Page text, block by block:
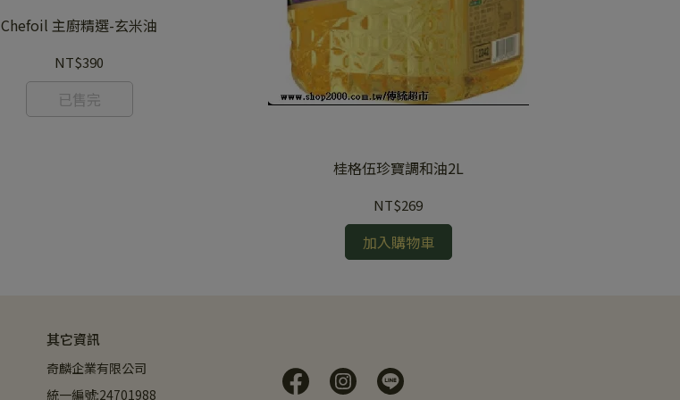
Chefoil 主廚精選-玄米油
NT$390
已售完
桂格伍珍寶調和油2L
NT$269
加入購物車
其它資訊
奇麟企業有限公司
統一編號:24701988